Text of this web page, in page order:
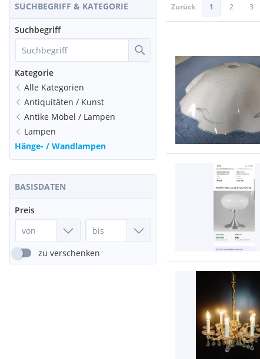
SUCHBEGRIFF & KATEGORIE
Suchbegriff
Kategorie
Alle Kategorien
Antiquitäten / Kunst
Antike Möbel / Lampen
Lampen
Hänge- / Wandlampen
BASISDATEN
Preis
zu verschenken
Zurück 1 2 3